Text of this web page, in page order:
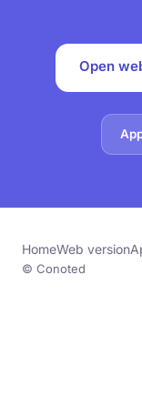
Open
HomeWeb version
© Conoted